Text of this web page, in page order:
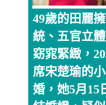
49歲的田麗
統、五官立
窈窕緊緻，
席宋楚瑜的
婚，她5月15